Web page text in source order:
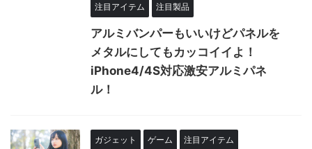
注目アイテム 注目製品
アルミバンパーもいいけどパネルを
メタルにしてもカッコイイよ！
iPhone4/4S対応激安アルミパネ
ル！
ガジェット ゲーム 注目アイテム